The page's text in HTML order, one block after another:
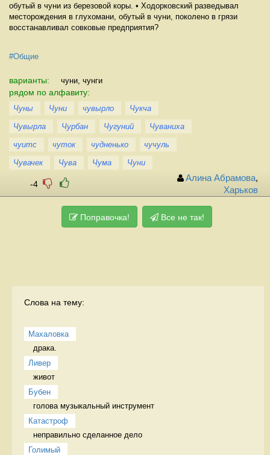
обутый в чуни из березовой коры. • Ходорковский разведывал
месторождения в глухомани, обутый в чуни, поколено в грязи
восстанавливал совковые предприятия?
#Общие
варианты: чуни, чунги
рядом по алфавиту:
Чуны Чуни чувырло
Чукча
Чувырла
Чурбан Чугуний
Чуваниха
чуитс
чуток чудненько
чучуль
Чувачек
Чува Чума Чуни
-4
Алина Абрамова,
Харьков
Поправочка! Все не так!
Слова на тему:
Махаловка
драка.
Ливер
живот
Бубен
голова музыкальный инструмент
Катастроф
неправильно сделанное дело
Голимый